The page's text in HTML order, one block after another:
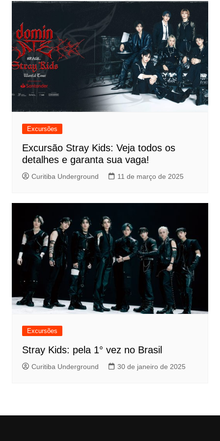
Excursões
Excursão Stray Kids: Veja todos os
detalhes e garanta sua vaga!
Curitiba Underground 11 de março de 2025
Excursões
Stray Kids: pela 1° vez no Brasil
Curitiba Underground 30 de janeiro de 2025